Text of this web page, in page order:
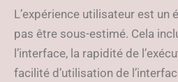
L’expérience utilisateur est un
pas être sous-estimé. Cela
l’interface, la rapidité de
facilité d’utilisation de